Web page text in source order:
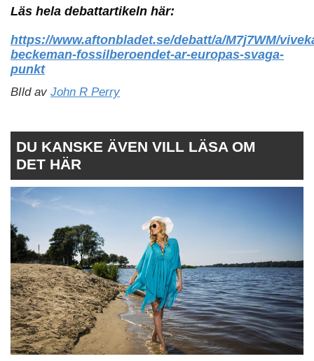
Läs hela debattartikeln här:
https://www.aftonbladet.se/debatt/a/M7j7WM/
beckeman-fossilberoendet-ar-europas-svaga-
punkt
BIld av John R Perry
DU KANSKE ÄVEN VILL LÄSA OM
DET HÄR